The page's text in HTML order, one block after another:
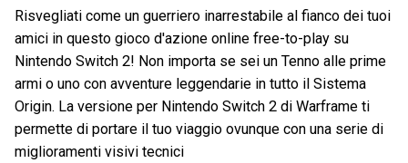
Risvegliati come un guerriero inarrestabile al fianco dei tuoi
amici in questo gioco d'azione online free-to-play su
Nintendo Switch 2! Non importa se sei un Tenno alle prime
armi o uno con avventure leggendarie in tutto il Sistema
Origin. La versione per Nintendo Switch 2 di Warframe ti
permette di portare il tuo viaggio ovunque con una serie di
miglioramenti visivi tecnici